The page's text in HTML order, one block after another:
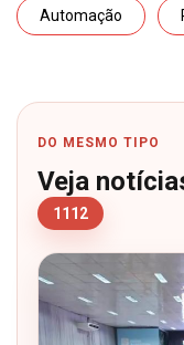
Automação
DO MESMO TIPO
Veja
1112